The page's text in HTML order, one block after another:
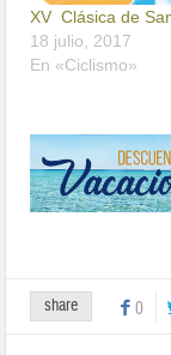
XV Clásica de
18 julio, 2017
En «Ciclismo»
share 0